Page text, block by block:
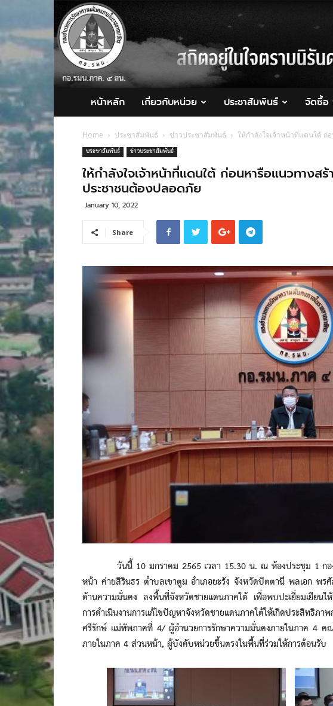
กอ.รมน.ภาค
4
สน.
หน้าหลัก เกี่ยวกับหน่วย ประชาสัมพันธ์ จัดซื้อ
Home ประชาสัมพันธ์ ข่าวประชาสัมพันธ์ ให้กำลังใจเจ้าหน้าที่แดนใต้
ประชาสัมพันธ์ ข่าวประชาสัมพันธ์
ให้กำลังใจเจ้าหน้าที่แดนใต้ ก่อนหารือแนวทาง
ประชาชนต้องปลอดภัย
January 10, 2022
Share
วันนี้ 10 มกราคม 2565 เวลา 15.30 น. ณ ห้องประชุม 1 กอง
หน้า ค่ายสิรินธร ตำบลเขาตูม อำเภอยะรัง จังหวัดปัตตานี พลเอก พ
ด้านความมั่นคง ลงพื้นที่จังหวัดชายแดนภาคใต้ เพื่อพบปะเยี่ยมเยียนใ
การดำเนินงานการแก้ไขปัญหาจังหวัดชายแดนภาคใต้ให้เกิดประสิทธิภา
ศรีรักษ์ แม่ทัพภาคที่ 4/ ผู้อำนวยการรักษาความมั่นคงภายในภาค 4 ค
ภายในภาค 4 ส่วนหน้า, ผู้บังคับหน่วยขึ้นตรงในพื้นที่ร่วมให้การต้อนรับ